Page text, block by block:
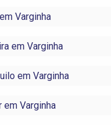
Varginha
em Varginha
em Varginha
em Varginha